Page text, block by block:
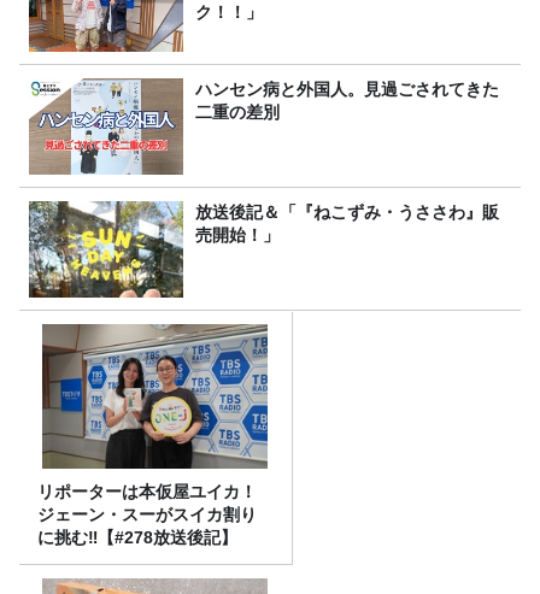
ク！！」
ハンセン病と外国人。見過ごされてきた
二重の差別
放送後記＆「『ねこずみ・うささわ』販
売開始！」
リポーターは本仮屋ユイカ！
ジェーン・スーがスイカ割り
に挑む‼【#278放送後記】